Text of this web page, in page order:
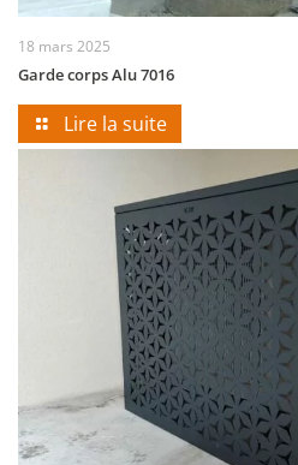
18 mars 2025
Garde corps Alu 7016
Lire la suite